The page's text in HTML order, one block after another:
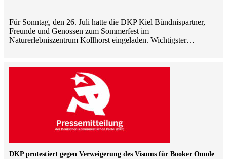
Für Sonntag, den 26. Juli hatte die DKP Kiel Bündnispartner,
Freunde und Genossen zum Sommerfest im
Naturerlebniszentrum Kollhorst eingeladen. Wichtigster…
DKP protestiert gegen Verweigerung des Visums für Booker Omole